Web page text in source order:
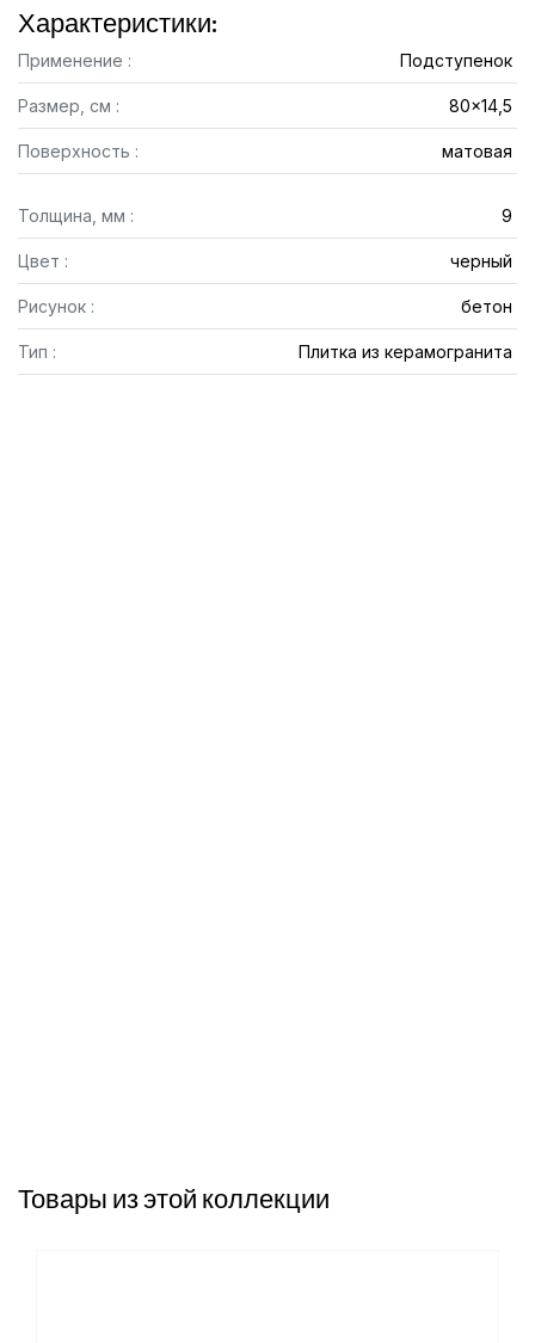
Характеристики:
Применение : Подступенок
Размер, см : 80x14,5
Поверхность : матовая
Толщина, мм : 9
Цвет : черный
Рисунок : бетон
Тип : Плитка из керамогранита
Товары из этой коллекции